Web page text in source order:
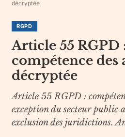
décryptée
RGPD
Article 55 RGPD
compétence des
décryptée
Article 55 RGPD :
exception du secteur public
exclusion des juridictions.